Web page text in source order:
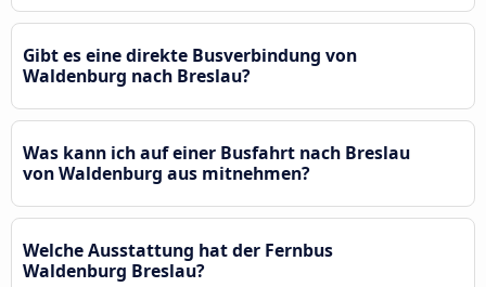
Gibt es eine direkte Busverbindung von
Waldenburg nach Breslau?
Was kann ich auf einer Busfahrt nach Breslau
von Waldenburg aus mitnehmen?
Welche Ausstattung hat der Fernbus
Waldenburg Breslau?